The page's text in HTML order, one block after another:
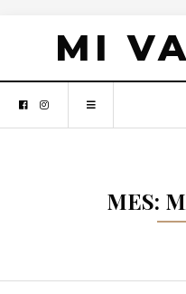
MI
MES: